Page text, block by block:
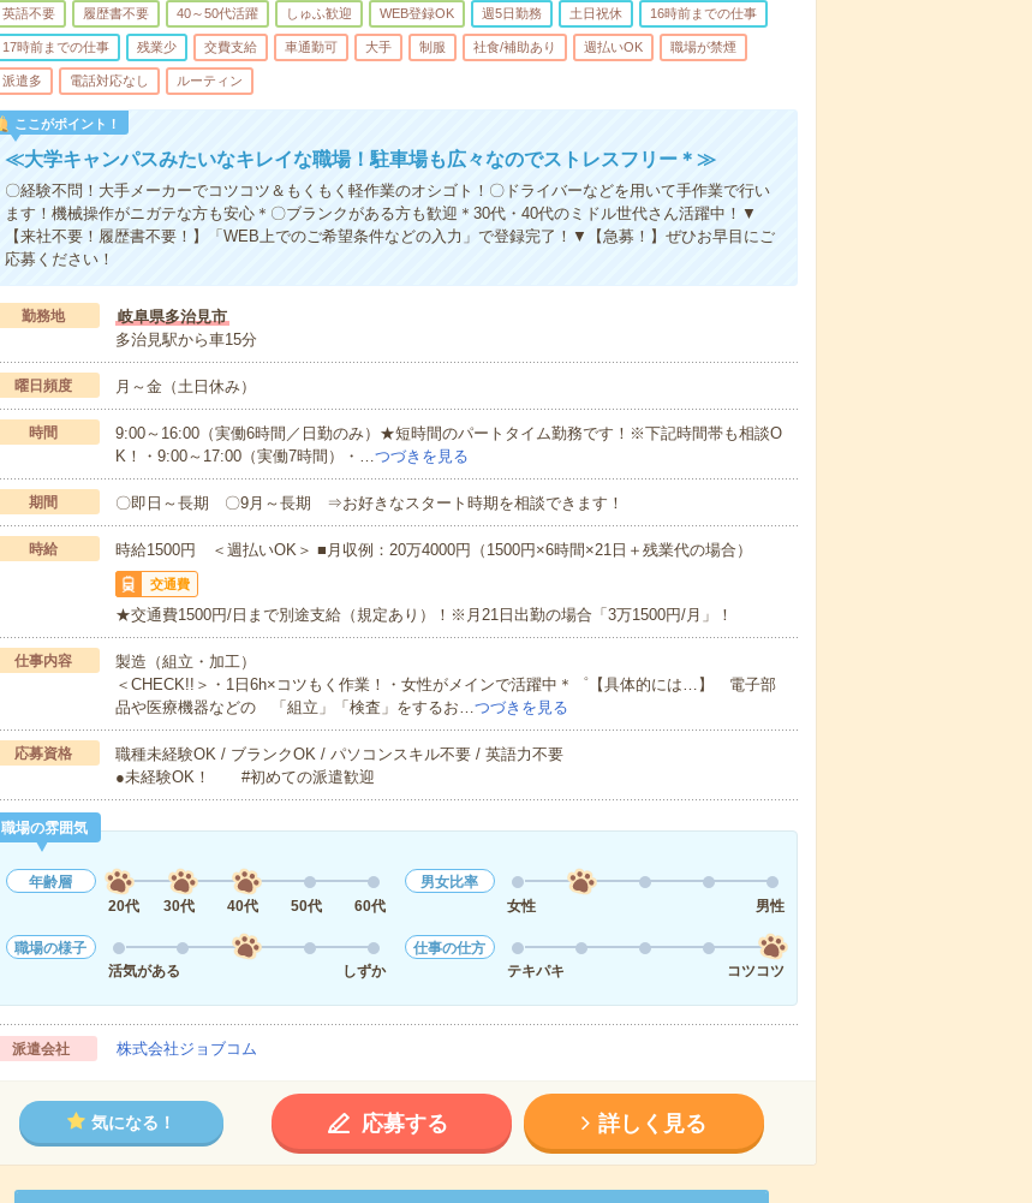
英語不要 履歴書不要 40～50代活躍 しゅふ歓迎 WEB登録OK 週5日勤務 土日祝休 16時前までの仕事
17時前までの仕事 残業少 交費支給 車通勤可 大手 制服 社食/補助あり 週払いOK 職場が禁煙
派遣多 電話対応なし ルーティン
ここがポイント！
≪大学キャンパスみたいなキレイな職場！駐車場も広々なのでストレスフリー＊≫
〇経験不問！大手メーカーでコツコツ＆もくもく軽作業のオシゴト！〇ドライバーなどを用いて手作業で行い
ます！機械操作がニガテな方も安心＊〇ブランクがある方も歓迎＊30代・40代のミドル世代さん活躍中！▼
【来社不要！履歴書不要！】「WEB上でのご希望条件などの入力」で登録完了！▼【急募！】ぜひお早目にご
応募ください！
勤務地
岐阜県多治見市
多治見駅から車15分
曜日頻度 月～金（土日休み）
時間
9:00～16:00（実働6時間／日勤のみ）★短時間のパートタイム勤務です！※下記時間帯も相談O
K！・9:00～17:00（実働7時間）・…つづきを見る
期間 〇即日～長期 〇9月～長期 ⇒お好きなスタート時期を相談できます！
時給 時給1500円 ＜週払いOK＞ ■月収例：20万4000円（1500円×6時間×21日＋残業代の場合）
交通費
★交通費1500円/日まで別途支給（規定あり）！※月21日出勤の場合「3万1500円/月」！
仕事内容
製造（組立・加工）
＜CHECK!!＞・1日6h×コツもく作業！・女性がメインで活躍中＊゜【具体的には…】 電子部
品や医療機器などの 「組立」「検査」をするお…つづきを見る
応募資格
職種未経験OK / ブランクOK / パソコンスキル不要 / 英語力不要
●未経験OK！ #初めての派遣歓迎
職場の雰囲気
年齢層
20代
30代 40代 50代 60代
男女比率
女性
男性
職場の様子
活気がある
しずか
仕事の仕方
テキパキ
コツコツ
派遣会社 株式会社ジョブコム
気になる！ 応募する 詳しく見る